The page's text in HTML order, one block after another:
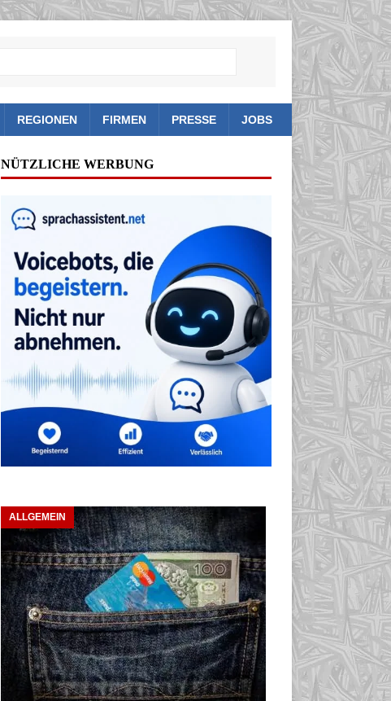
REGIONEN FIRMEN PRESSE JOBS
NÜTZLICHE WERBUNG
ALLGEMEIN